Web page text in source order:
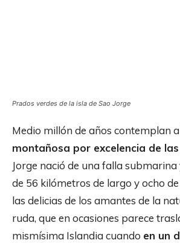
Prados verdes de la isla de Sao Jorge
Medio millón de años contemplan
montañosa por excelencia de
Jorge nació de una falla submarina
de 56 kilómetros de largo y ocho
las delicias de los amantes de la
ruda, que en ocasiones parece
mismísima Islandia cuando en un